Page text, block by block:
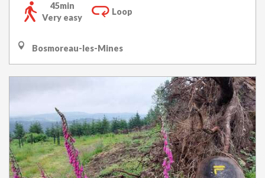
45min
Very easy
Loop
Bosmoreau-les-Mines